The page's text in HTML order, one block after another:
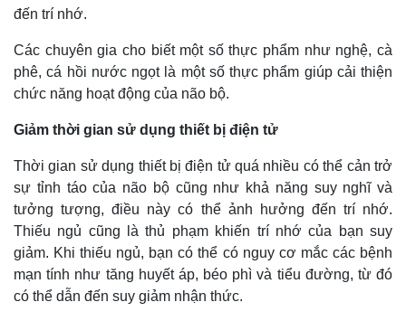
đến trí nhớ.
Các chuyên gia cho biết một số thực phẩm như nghệ, cà
phê, cá hồi nước ngọt là một số thực phẩm giúp cải thiện
chức năng hoạt động của não bộ.
Giảm thời gian sử dụng thiết bị điện tử
Thời gian sử dụng thiết bị điện tử quá nhiều có thể cản trở
sự tỉnh táo của não bộ cũng như khả năng suy nghĩ và
tưởng tượng, điều này có thể ảnh hưởng đến trí nhớ.
Thiếu ngủ cũng là thủ phạm khiến trí nhớ của bạn suy
giảm. Khi thiếu ngủ, bạn có thể có nguy cơ mắc các bệnh
mạn tính như tăng huyết áp, béo phì và tiểu đường, từ đó
có thể dẫn đến suy giảm nhận thức.